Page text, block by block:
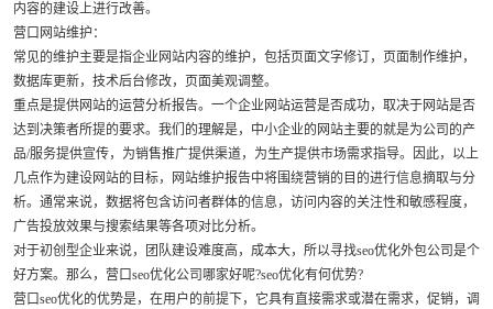
内容的建设上进行改善。
营口网站维护：
常见的维护主要是指企业网站内容的维护，包括页面文字修订，页面制作维护，
数据库更新，技术后台修改，页面美观调整。
重点是提供网站的运营分析报告。一个企业网站运营是否成功，取决于网站是否
达到决策者所提的要求。我们的理解是，中小企业的网站主要的就是为公司的产
品/服务提供宣传，为销售推广提供渠道，为生产提供市场需求指导。因此，以上
几点作为建设网站的目标，网站维护报告中将围绕营销的目的进行信息摘取与分
析。通常来说，数据将包含访问者群体的信息，访问内容的关注性和敏感程度，
广告投放效果与搜索结果等各项对比分析。
对于初创型企业来说，团队建设难度高，成本大，所以寻找seo优化外包公司是个
好方案。那么，营口seo优化公司哪家好呢?seo优化有何优势?
营口seo优化的优势是，在用户的前提下，它具有直接需求或潜在需求，促销，调